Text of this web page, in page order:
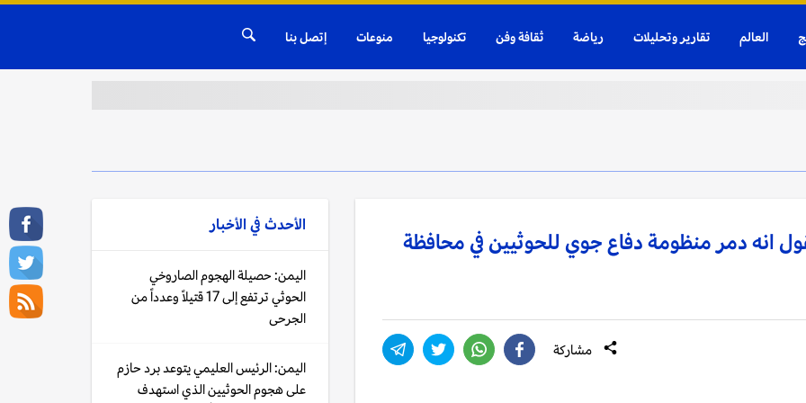
العالم تقارير وتحليلات رياضة ثقافة وفن تكنولوجيا منوعات إتصل بنا
الرياض: التحالف بقيادة السعودية يقول انه دمر ‎منظومة دفاع جوي للحوثيين في محافظة
مشاركة
الأحدث في الأخبار
اليمن: حصيلة الهجوم الصاروخي
الحوثي ترتفع إلى 17 قتيلاً وعدداً من
الجرحى
اليمن: الرئيس العليمي يتوعد برد حازم
على هجوم الحوثيين الذي استهدف